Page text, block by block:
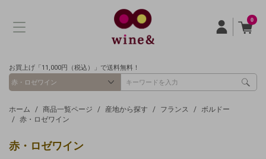
0
お買上げ「11,000円（税込）」で送料無料！
ホーム 商品一覧ページ 産地から探す フランス
ボルドー
赤・ロゼワイン
赤・ロゼワイン